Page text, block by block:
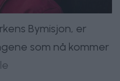
Bymisjon, er
som nå kommer